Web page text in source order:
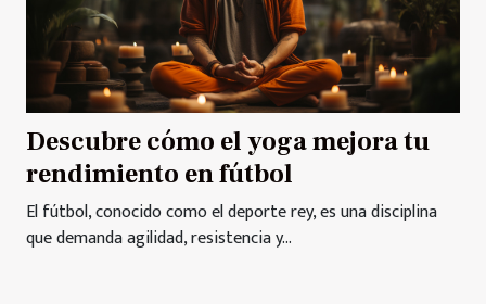
Descubre cómo el yoga mejora tu
rendimiento en fútbol
El fútbol, conocido como el deporte rey, es una disciplina
que demanda agilidad, resistencia y...